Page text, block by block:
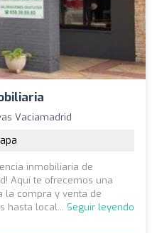
Vaciamadrid
inmobiliaria de
Aquí te ofrecemos una
la compra y venta de
hasta local... Seguir leyendo